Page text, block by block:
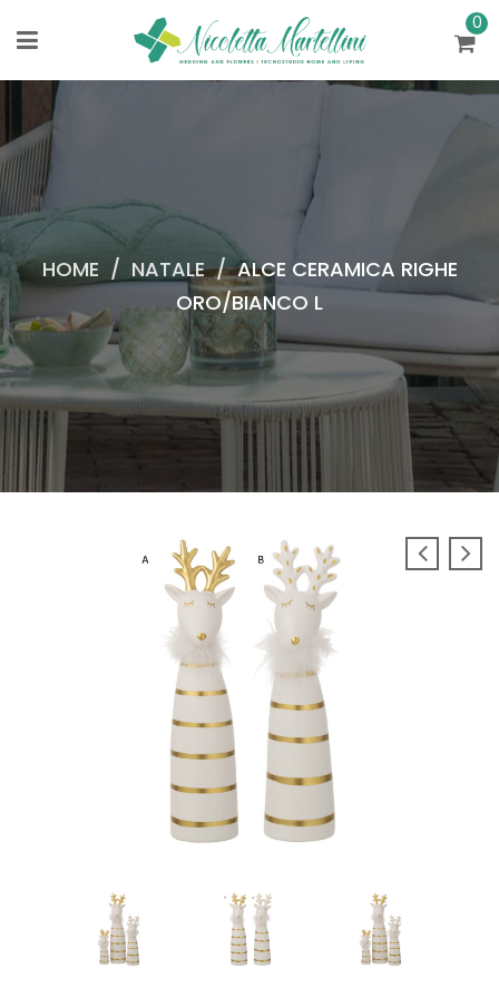
0
HOME / NATALE / ALCE CERAMICA RIGHE
ORO/BIANCO L